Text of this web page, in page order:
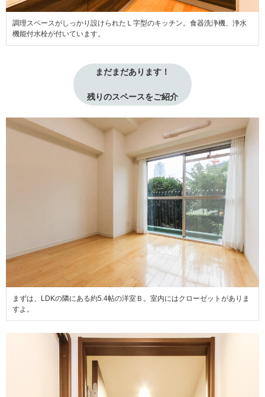
調理スペースがしっかり設けられたＬ字型のキッチン。食器洗浄機、浄水
機能付水栓が付いています。
まだまだあります！
残りのスペースをご紹介
まずは、LDKの隣にある約5.4帖の洋室Ｂ。室内にはクローゼットがありま
すよ。